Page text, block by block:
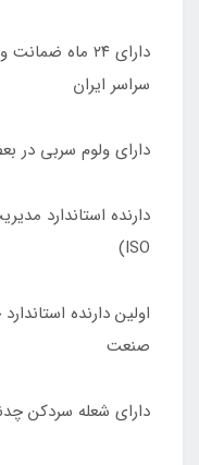
سراسر ایران
دارای ولوم سربی در
ISO)
اولین دارنده
صنعت
دارای شعله سردکن